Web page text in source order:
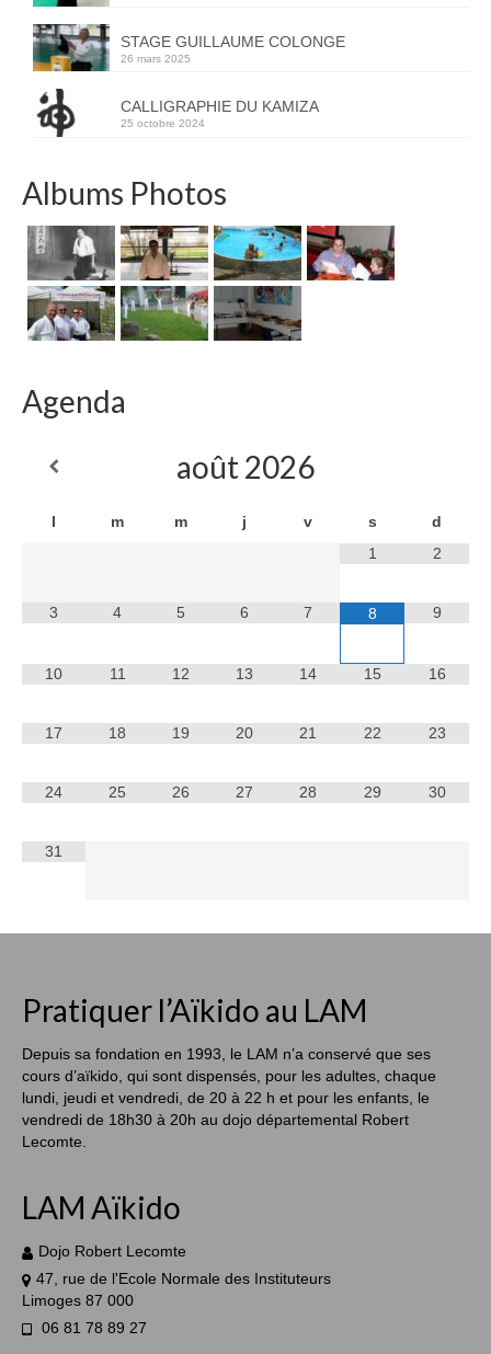
STAGE GUILLAUME COLONGE
26 mars 2025
CALLIGRAPHIE DU KAMIZA
25 octobre 2024
Albums Photos
Agenda
août2026
l m m j v s
d
1
2
3 4 5 6 7 8 9
10 11 12 13 14 15 16
17 18 19 20 21 22 23
24 25 26 27 28 29 30
31
Pratiquer l’Aïkido au LAM
Depuis sa fondation en 1993, le LAM n’a conservé que ses
cours d’aïkido, qui sont dispensés, pour les adultes, chaque
lundi, jeudi et vendredi, de 20 à 22 h et pour les enfants, le
vendredi de 18h30 à 20h au dojo départemental Robert
Lecomte.
LAM Aïkido
Dojo Robert Lecomte
47, rue de l'Ecole Normale des Instituteurs
Limoges 87 000
06 81 78 89 27